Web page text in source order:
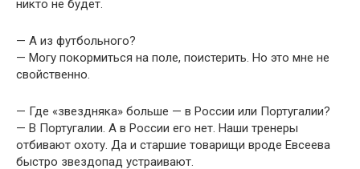
никто не будет.
— А из футбольного?
— Могу покормиться на поле, поистерить. Но это мне не
свойственно.
— Где «звездняка» больше — в России или Португалии?
— В Португалии. А в России его нет. Наши тренеры
отбивают охоту. Да и старшие товарищи вроде Евсеева
быстро звездопад устраивают.